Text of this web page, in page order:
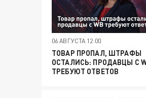
06 АВГУСТА 12:00
ТОВАР ПРОПАЛ, ШТРАФЫ
ОСТАЛИСЬ: ПРОДАВЦЫ С
ТРЕБУЮТ ОТВЕТОВ